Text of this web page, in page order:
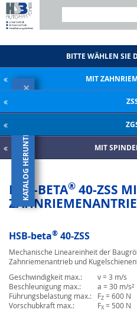
×
KATALOG HERUNTERLADEN
BITTE WÄHLEN SIE
MIT
MIT
HSB-BETA® 40-ZSS
HSB-beta® 40-ZSS
Mechanische Lineareinheit der
Zahnriemenantrieb und
Geschwindigkeit max.:
v = 3 m/s
Beschleunigung max.:
a = 30 m/s²
Führungsbelastung max.:
FZ = 600 N
Vorschubkraft max.:
FX = 500 N